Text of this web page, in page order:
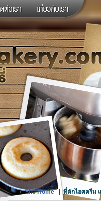
Site Home|ที่ตักไอศครีม